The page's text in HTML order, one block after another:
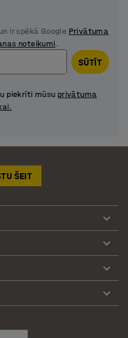
ir spēkā Google Privātuma
noteikumi.
SŪTĪT
piekrīti mūsu privātuma
ŠEIT